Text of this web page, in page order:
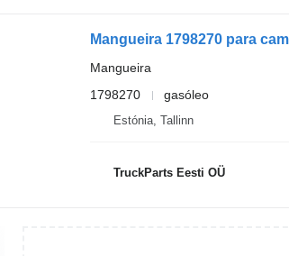
Mangueira 1798270 para
Mangueira
1798270
gasóleo
Estónia, Tallinn
TruckParts Eesti OÜ